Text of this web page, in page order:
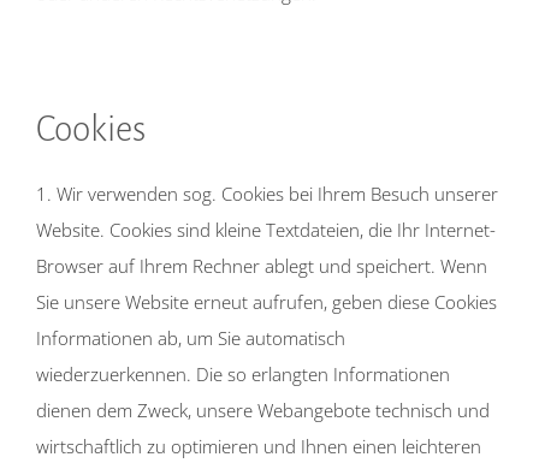
Cookies
1. Wir verwenden sog. Cookies bei Ihrem Besuch unserer
Website. Cookies sind kleine Textdateien, die Ihr Internet-
Browser auf Ihrem Rechner ablegt und speichert. Wenn
Sie unsere Website erneut aufrufen, geben diese Cookies
Informationen ab, um Sie automatisch
wiederzuerkennen. Die so erlangten Informationen
dienen dem Zweck, unsere Webangebote technisch und
wirtschaftlich zu optimieren und Ihnen einen leichteren